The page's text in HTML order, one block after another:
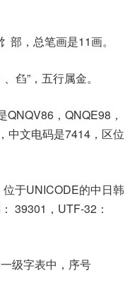
部，总笔画是11画。
臽”，五行属金。
QNQV86，QNQE98，
中文电码是7414，区位
位于UNICODE的中日韩
39301，UTF-32：
级字表中，序号